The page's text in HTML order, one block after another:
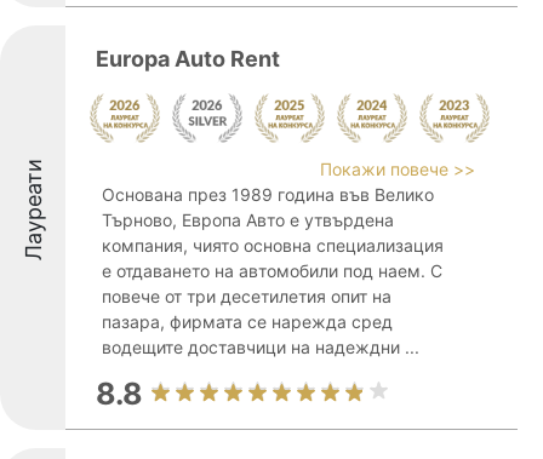
Лауреати
Europa Auto Rent
Покажи повече >>
Основана през 1989 година във Велико
Търново, Европа Авто е утвърдена
компания, чиято основна специализация
е отдаването на автомобили под наем. С
повече от три десетилетия опит на
пазара, фирмата се нарежда сред
водещите доставчици на надеждни ...
8.8